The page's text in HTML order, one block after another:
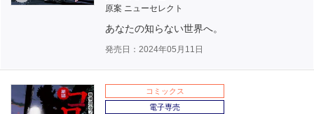
原案 ニューセレクト
あなたの知らない世界へ。
発売日：2024年05月11日
コミックス
電子専売